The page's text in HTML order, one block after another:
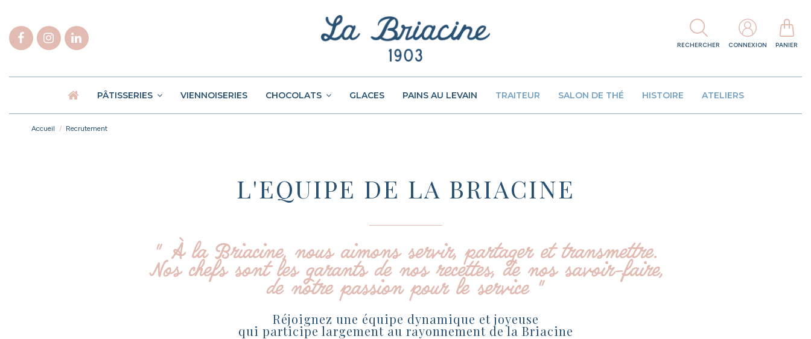
RECHERCHER CONNEXION PANIER
PÂTISSERIES VIENNOISERIES CHOCOLATS GLACES PAINS AU LEVAIN TRAITEUR SALON DE THÉ HISTOIRE ATELIERS
Accueil Recrutement
L'EQUIPE DE LA BRIACINE
" À la Briacine, nous aimons servir, partager et transmettre.
Nos chefs sont les garants de nos recettes, de nos savoir-faire,
de notre passion pour le service "
Réjoignez une équipe dynamique et joyeuse
qui participe largement au rayonnement de la Briacine